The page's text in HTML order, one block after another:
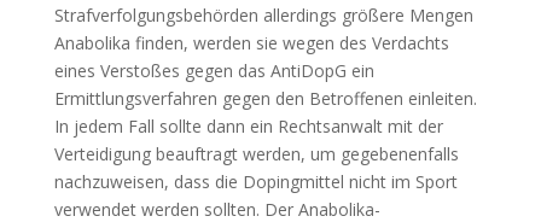
Strafverfolgungsbehörden allerdings größere Mengen
Anabolika finden, werden sie wegen des Verdachts
eines Verstoßes gegen das AntiDopG ein
Ermittlungsverfahren gegen den Betroffenen einleiten.
In jedem Fall sollte dann ein Rechtsanwalt mit der
Verteidigung beauftragt werden, um gegebenenfalls
nachzuweisen, dass die Dopingmittel nicht im Sport
verwendet werden sollten. Der Anabolika-